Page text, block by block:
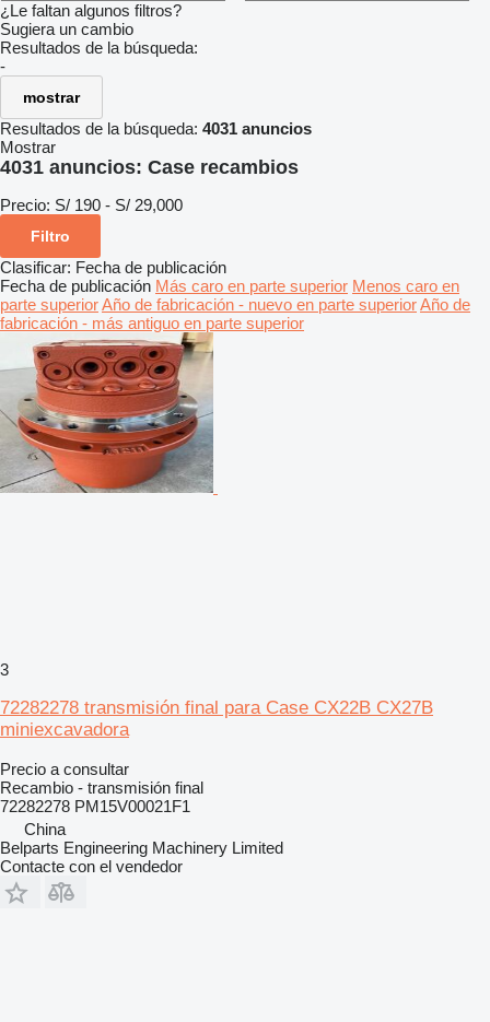
¿Le faltan algunos filtros?
Sugiera un cambio
Resultados de la búsqueda:
-
mostrar
Resultados de la búsqueda: 4031 anuncios
Mostrar
4031 anuncios: Case recambios
Precio: S/ 190 - S/ 29,000
Filtro
Clasificar: Fecha de publicación
Fecha de publicación Más caro en parte superior Menos caro en
parte superiorAño de fabricación - nuevo en parte superiorAño de
fabricación - más antiguo en parte superior
3
72282278 transmisión final para Case CX22B CX27B
miniexcavadora
Precio a consultar
Recambio - transmisión final
72282278 PM15V00021F1
China
Belparts Engineering Machinery Limited
Contacte con el vendedor